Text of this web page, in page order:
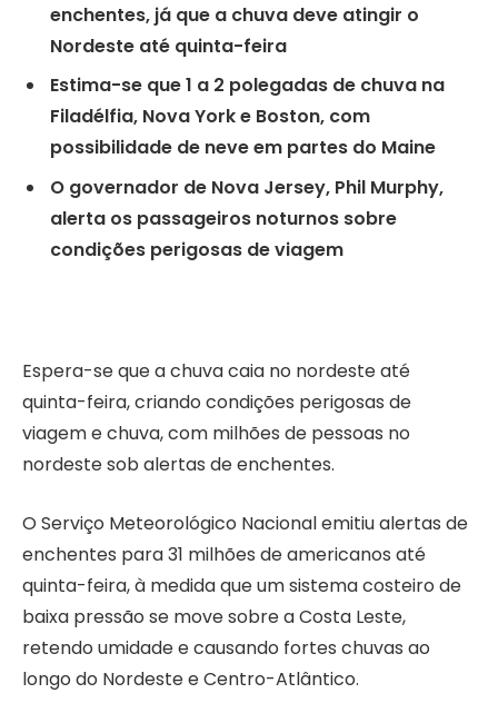
enchentes, já que a chuva deve atingir o
Nordeste até quinta-feira
Estima-se que 1 a 2 polegadas de chuva na
Filadélfia, Nova York e Boston, com
possibilidade de neve em partes do Maine
O governador de Nova Jersey, Phil Murphy,
alerta os passageiros noturnos sobre
condições perigosas de viagem
Espera-se que a chuva caia no nordeste até
quinta-feira, criando condições perigosas de
viagem e chuva, com milhões de pessoas no
nordeste sob alertas de enchentes.
O Serviço Meteorológico Nacional emitiu alertas de
enchentes para 31 milhões de americanos até
quinta-feira, à medida que um sistema costeiro de
baixa pressão se move sobre a Costa Leste,
retendo umidade e causando fortes chuvas ao
longo do Nordeste e Centro-Atlântico.